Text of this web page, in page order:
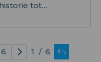
tot
levendige cultuur.
6 / 6